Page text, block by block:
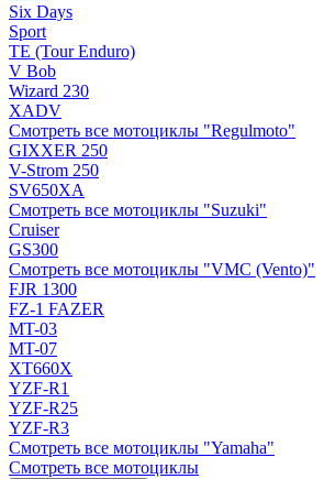
Six Days
Sport
TE (Tour Enduro)
V Bob
Wizard 230
XADV
Смотреть все мотоциклы "Regulmoto"
GIXXER 250
V-Strom 250
SV650XA
Смотреть все мотоциклы "Suzuki"
Cruiser
GS300
Смотреть все мотоциклы "VMC (Vento)"
FJR 1300
FZ-1 FAZER
MT-03
MT-07
XT660X
YZF-R1
YZF-R25
YZF-R3
Смотреть все мотоциклы "Yamaha"
Смотреть все мотоциклы